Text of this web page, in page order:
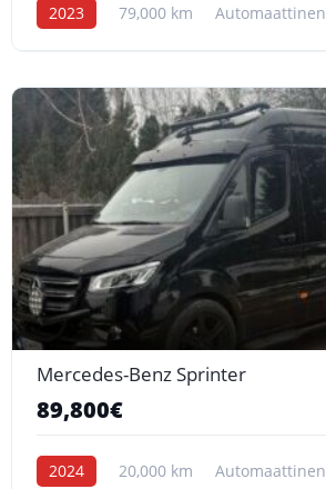
2023 79,000 km Automaattinen
Mercedes-Benz Sprinter
89,800€
2024 20,000 km Automaattinen